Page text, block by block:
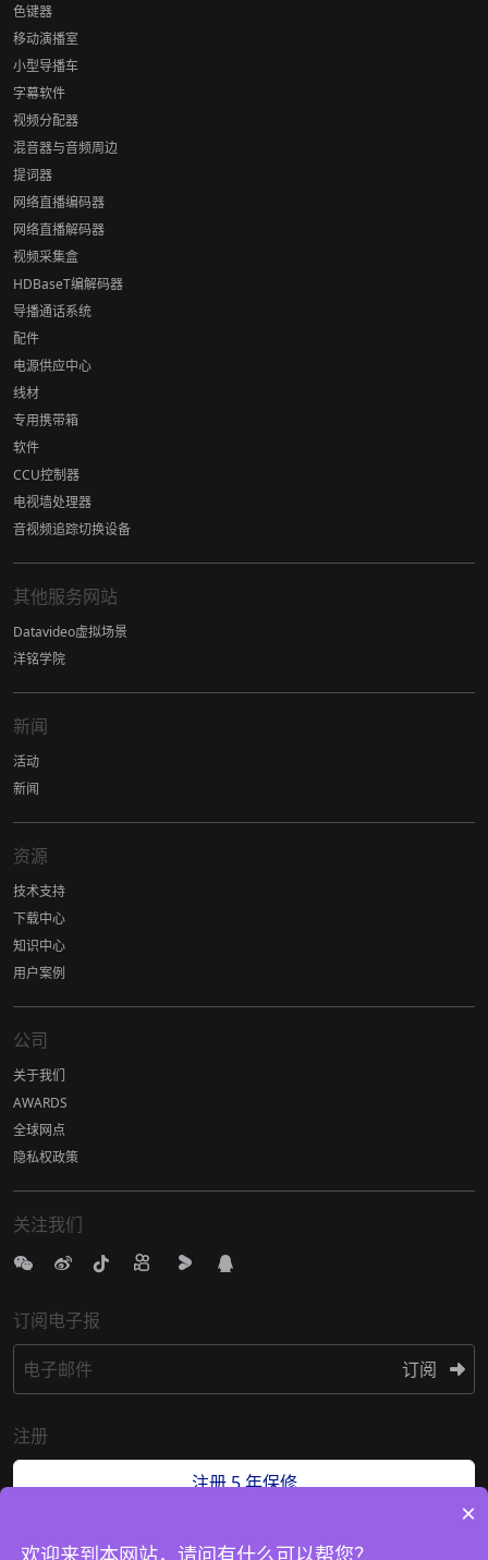
色键器
移动演播室
小型导播车
字幕软件
视频分配器
混音器与音频周边
提词器
网络直播编码器
网络直播解码器
视频采集盒
HDBaseT编解码器
导播通话系统
配件
电源供应中心
线材
专用携带箱
软件
CCU控制器
电视墙处理器
音视频追踪切换设备
其他服务网站
Datavideo虚拟场景
洋铭学院
新闻
活动
新闻
资源
技术支持
下载中心
知识中心
用户案例
公司
关于我们
AWARDS
全球网点
隐私权政策
关注我们
订阅电子报
电子邮件 订阅
注册
注册 5 年保修
×
欢迎来到本网站，请问有什么可以帮您？